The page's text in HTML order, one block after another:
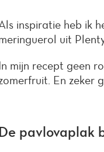
inspiratie heb ik
uit
In mijn recept geen
En zeker
De pavlovaplak